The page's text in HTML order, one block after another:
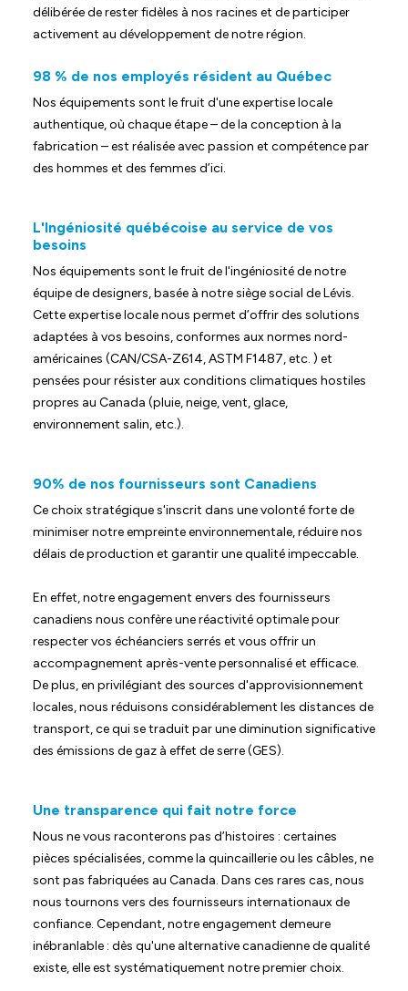
délibérée de rester fidèles à nos racines et de participer
activement au développement de notre région.
98 % de nos employés résident au Québec
Nos équipements sont le fruit d'une expertise locale
authentique, où chaque étape – de la conception à la
fabrication – est réalisée avec passion et compétence par
des hommes et des femmes d’ici.
L'Ingéniosité québécoise au service de vos
besoins
Nos équipements sont le fruit de l'ingéniosité de notre
équipe de designers, basée à notre siège social de Lévis.
Cette expertise locale nous permet d’offrir des solutions
adaptées à vos besoins, conformes aux normes nord-
américaines (CAN/CSA-Z614, ASTM F1487, etc. ) et
pensées pour résister aux conditions climatiques hostiles
propres au Canada (pluie, neige, vent, glace,
environnement salin, etc.).
90% de nos fournisseurs sont Canadiens
Ce choix stratégique s'inscrit dans une volonté forte de
minimiser notre empreinte environnementale, réduire nos
délais de production et garantir une qualité impeccable.
En effet, notre engagement envers des fournisseurs
canadiens nous confère une réactivité optimale pour
respecter vos échéanciers serrés et vous offrir un
accompagnement après-vente personnalisé et efficace.
De plus, en privilégiant des sources d'approvisionnement
locales, nous réduisons considérablement les distances de
transport, ce qui se traduit par une diminution significative
des émissions de gaz à effet de serre (GES).
Une transparence qui fait notre force
Nous ne vous raconterons pas d’histoires : certaines
pièces spécialisées, comme la quincaillerie ou les câbles, ne
sont pas fabriquées au Canada. Dans ces rares cas, nous
nous tournons vers des fournisseurs internationaux de
confiance. Cependant, notre engagement demeure
inébranlable : dès qu'une alternative canadienne de qualité
existe, elle est systématiquement notre premier choix.